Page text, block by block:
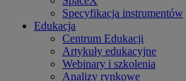
Specyfikacja instrumentów
Edukacja
Centrum Edukacji
Artykuły edukacyjne
Webinary i szkolenia
Analizy rynkowe